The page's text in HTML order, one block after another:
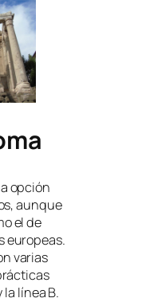
opción
aunque
el de
europeas.
varias
línea B.